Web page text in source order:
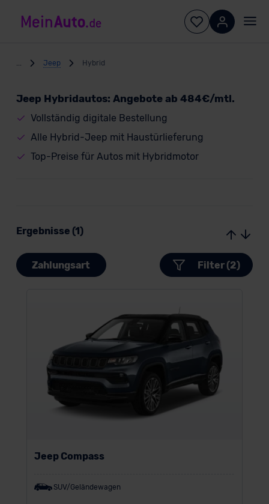
Jeep Hybrid
Jeep Hybridautos: Angebote ab 484€/mtl.
Vollständig digitale Bestellung
Alle Hybrid-Jeep mit Haustürlieferung
Top-Preise für Autos mit Hybridmotor
Ergebnisse (1)
Zahlungsart Filter (2)
Jeep Compass
SUV/Geländewagen